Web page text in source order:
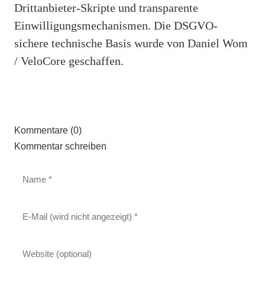
Drittanbieter-Skripte und transparente
Einwilligungsmechanismen. Die DSGVO-
sichere technische Basis wurde von Daniel Wom
/ VeloCore geschaffen.
Kommentare (0)
Kommentar schreiben